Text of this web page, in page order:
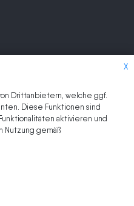
X
Drittanbietern, welche ggf.
Diese Funktionen sind
aktivieren und
gemäß